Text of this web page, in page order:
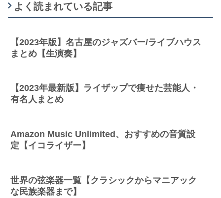
よく読まれている記事
【2023年版】名古屋のジャズバー/ライブハウス
まとめ【生演奏】
【2023年最新版】ライザップで痩せた芸能人・
有名人まとめ
Amazon Music Unlimited、おすすめの音質設
定【イコライザー】
世界の弦楽器一覧【クラシックからマニアック
な民族楽器まで】